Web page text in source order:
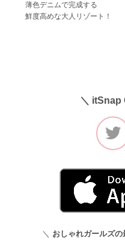
薄色デニムで完成する
鮮度高めな大人リゾート！
＼ itSnap
＼ おしゃれガールズ